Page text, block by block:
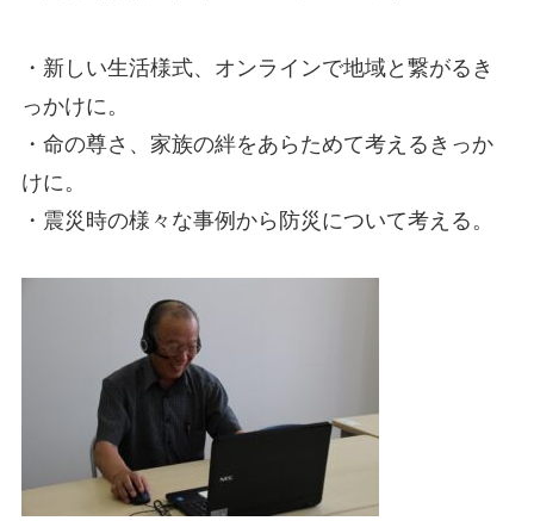
・新しい生活様式、オンラインで地域と繋がるき
っかけに。
・命の尊さ、家族の絆をあらためて考えるきっか
けに。
・震災時の様々な事例から防災について考える。